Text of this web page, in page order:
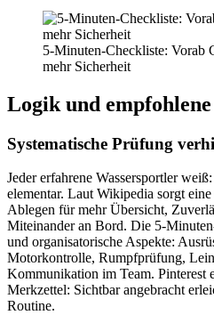
5-Minuten-Checkliste: Vorab
mehr Sicherheit
Logik und
Systematische Prüfung
Jeder erfahrene Wassersportler
elementar. Laut Wikipedia sorgt
Ablegen für mehr Übersicht,
Miteinander an Bord. Die 5-
und organisatorische Aspekte:
Motorkontrolle, Rumpfprüfung,
Kommunikation im Team. Pinterest
Merkzettel: Sichtbar angebracht
Routine.